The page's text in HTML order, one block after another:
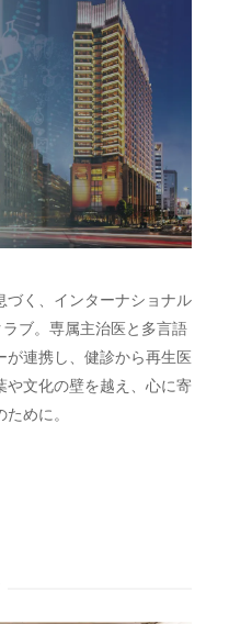
づく、インターナショナル
ブ。専属主治医と多言語
連携し、健診から再生医
文化の壁を越え、心に寄
めに。